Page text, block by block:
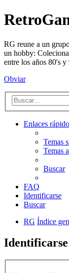
RG reune a un
un hobby:
entre los años 80's y
Obviar
Enlaces
Temas
Temas
Buscar
FAQ
Identificarse
Buscar
RG Índice
Identificarse